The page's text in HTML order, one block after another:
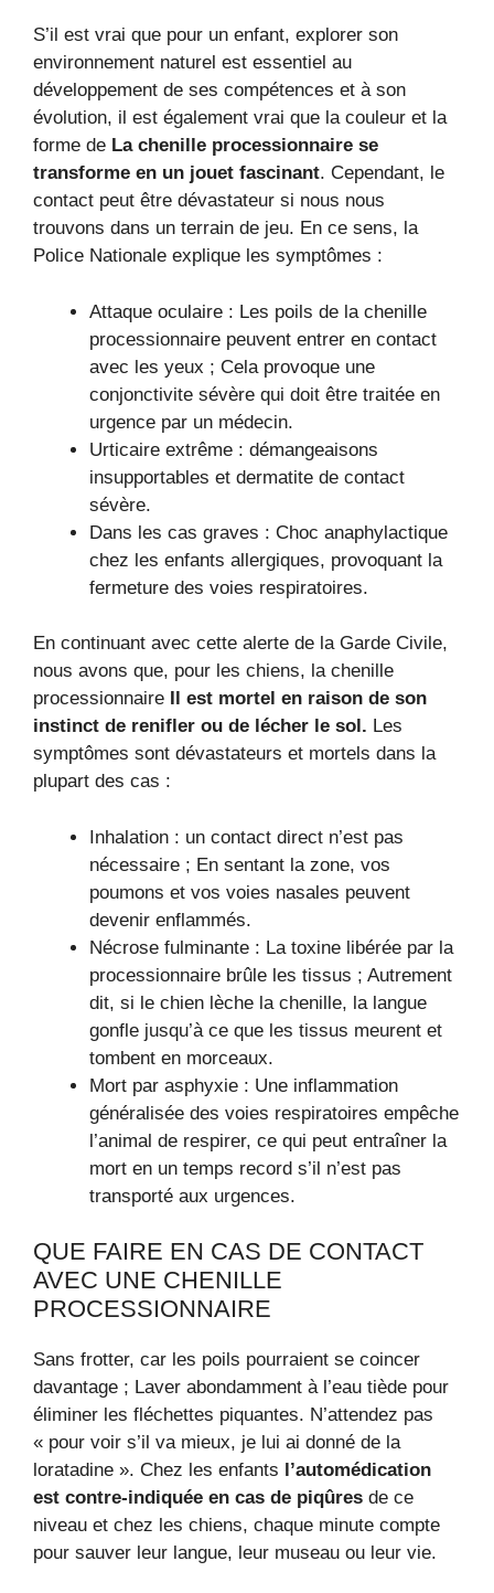
S’il est vrai que pour un enfant, explorer son
environnement naturel est essentiel au
développement de ses compétences et à son
évolution, il est également vrai que la couleur et la
forme de La chenille processionnaire se
transforme en un jouet fascinant. Cependant, le
contact peut être dévastateur si nous nous
trouvons dans un terrain de jeu. En ce sens, la
Police Nationale explique les symptômes :
Attaque oculaire : Les poils de la chenille
processionnaire peuvent entrer en contact
avec les yeux ; Cela provoque une
conjonctivite sévère qui doit être traitée en
urgence par un médecin.
Urticaire extrême : démangeaisons
insupportables et dermatite de contact
sévère.
Dans les cas graves : Choc anaphylactique
chez les enfants allergiques, provoquant la
fermeture des voies respiratoires.
En continuant avec cette alerte de la Garde Civile,
nous avons que, pour les chiens, la chenille
processionnaire
Il est mortel en raison de son
instinct de renifler ou de lécher le sol. Les
symptômes sont dévastateurs et mortels dans la
plupart des cas :
Inhalation : un contact direct n’est pas
nécessaire ; En sentant la zone, vos
poumons et vos voies nasales peuvent
devenir enflammés.
Nécrose fulminante : La toxine libérée par la
processionnaire brûle les tissus ; Autrement
dit, si le chien lèche la chenille, la langue
gonfle jusqu’à ce que les tissus meurent et
tombent en morceaux.
Mort par asphyxie : Une inflammation
généralisée des voies respiratoires empêche
l’animal de respirer, ce qui peut entraîner la
mort en un temps record s’il n’est pas
transporté aux urgences.
QUE FAIRE EN CAS DE CONTACT
AVEC UNE CHENILLE
PROCESSIONNAIRE
Sans frotter, car les poils pourraient se coincer
davantage ; Laver abondamment à l’eau tiède pour
éliminer les fléchettes piquantes. N’attendez pas
« pour voir s’il va mieux, je lui ai donné de la
loratadine ». Chez les enfants l’automédication
est contre-indiquée en cas de piqûres de ce
niveau et chez les chiens, chaque minute compte
pour sauver leur langue, leur museau ou leur vie.